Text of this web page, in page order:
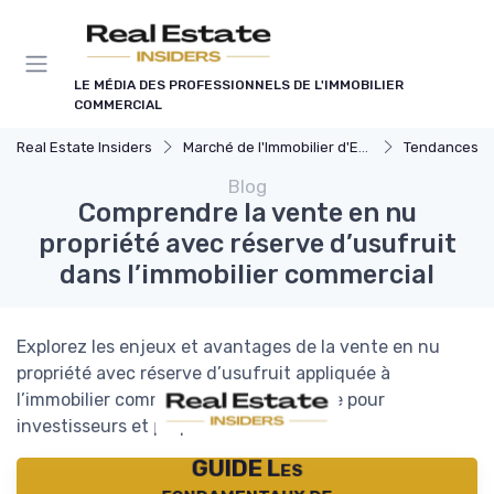
LE MÉDIA DES PROFESSIONNELS DE L'IMMOBILIER
COMMERCIAL
Real Estate Insiders Marché de l'Immobilier d'Entreprise Tendances du Marché
Blog
Comprendre la vente en nu
propriété avec réserve d’usufruit
dans l’immobilier commercial
Explorez les enjeux et avantages de la vente en nu
propriété avec réserve d’usufruit appliquée à
l’immobilier commercial. Guide pratique pour
investisseurs et propriétaires.
GUIDE Les